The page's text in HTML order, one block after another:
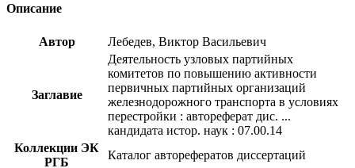
Описание
Автор Лебедев, Виктор Васильевич
Заглавие
Деятельность узловых партийных
комитетов по повышению активности
первичных партийных организаций
железнодорожного транспорта в условиях
перестройки : автореферат дис. ...
кандидата истор. наук : 07.00.14
Коллекции ЭК
РГБ
Каталог авторефератов диссертаций